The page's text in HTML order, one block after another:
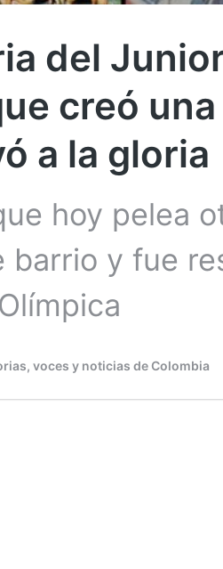
del
creó
a la gloria
hoy pelea
barrio y fue
voces y noticias de Colombia